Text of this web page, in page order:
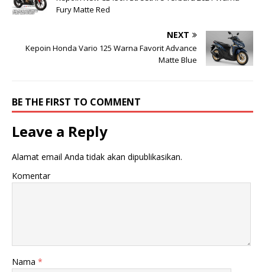
Fury Matte Red
NEXT
Kepoin Honda Vario 125 Warna Favorit Advance
Matte Blue
BE THE FIRST TO COMMENT
Leave a Reply
Alamat email Anda tidak akan dipublikasikan.
Komentar
Nama *